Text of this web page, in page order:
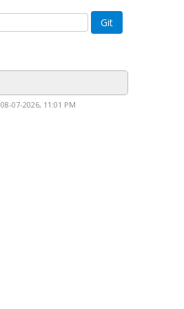
08-07-2026, 11:01 PM